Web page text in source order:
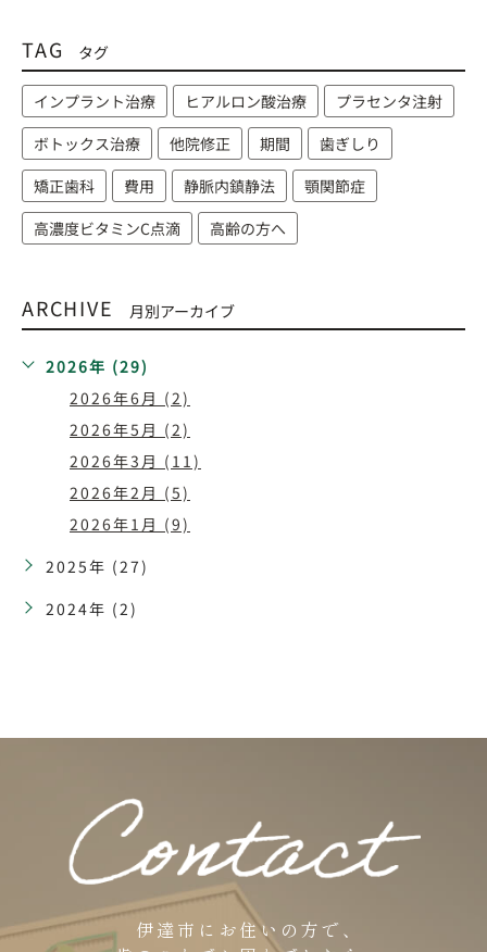
TAG タグ
インプラント治療 ヒアルロン酸治療
プラセンタ注射
ボトックス治療
他院修正 期間
歯ぎしり
矯正歯科
費用 静脈内鎮静法
顎関節症
高濃度ビタミンC点滴
高齢の方へ
ARCHIVE 月別アーカイブ
2026年 (29)
2026年6月 (2)
2026年5月 (2)
2026年3月 (11)
2026年2月 (5)
2026年1月 (9)
2025年 (27)
2024年 (2)
伊達市にお住いの方で、